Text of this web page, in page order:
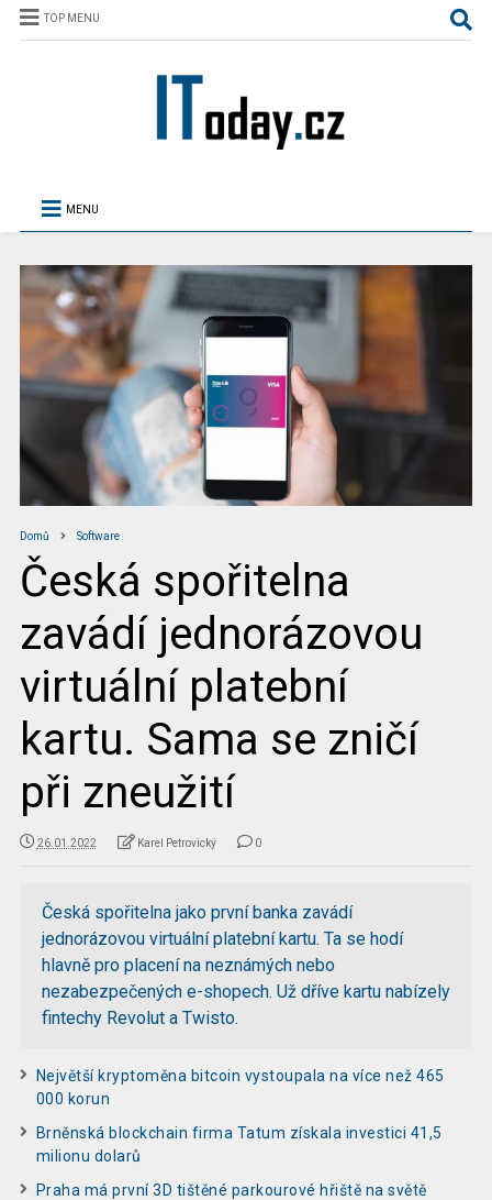
TOP MENU
MENU
Domů Software
Česká spořitelna
zavádí jednorázovou
virtuální platební
kartu. Sama se zničí
při zneužití
26.01.2022 Karel Petrovický 0
Česká spořitelna jako první banka zavádí
jednorázovou virtuální platební kartu. Ta se hodí
hlavně pro placení na neznámých nebo
nezabezpečených e-shopech. Už dříve kartu nabízely
fintechy Revolut a Twisto.
Největší kryptoměna bitcoin vystoupala na více než 465
000 korun
Brněnská blockchain firma Tatum získala investici 41,5
milionu dolarů
Praha má první 3D tištěné parkourové hřiště na světě